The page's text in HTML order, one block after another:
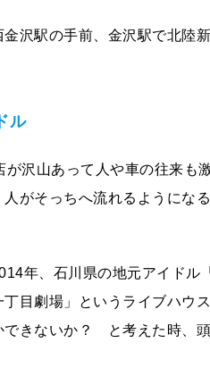
沢駅の手前、金沢駅で北陸
ル
沢山あって人や車の往来も
がそっちへ流れるようにな
年、石川県の地元アイド
目劇場」というライブハウ
できないか？ と考えた時、